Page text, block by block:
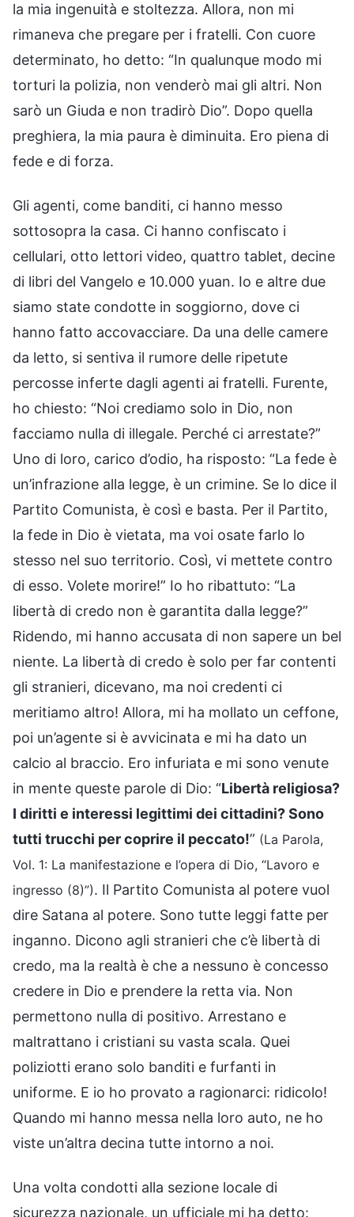
la mia ingenuità e stoltezza. Allora, non mi
rimaneva che pregare per i fratelli. Con cuore
determinato, ho detto: “In qualunque modo mi
torturi la polizia, non venderò mai gli altri. Non
sarò un Giuda e non tradirò Dio”. Dopo quella
preghiera, la mia paura è diminuita. Ero piena di
fede e di forza.
Gli agenti, come banditi, ci hanno messo
sottosopra la casa. Ci hanno confiscato i
cellulari, otto lettori video, quattro tablet, decine
di libri del Vangelo e 10.000 yuan. Io e altre due
siamo state condotte in soggiorno, dove ci
hanno fatto accovacciare. Da una delle camere
da letto, si sentiva il rumore delle ripetute
percosse inferte dagli agenti ai fratelli. Furente,
ho chiesto: “Noi crediamo solo in Dio, non
facciamo nulla di illegale. Perché ci arrestate?”
Uno di loro, carico d’odio, ha risposto: “La fede è
un’infrazione alla legge, è un crimine. Se lo dice il
Partito Comunista, è così e basta. Per il Partito,
la fede in Dio è vietata, ma voi osate farlo lo
stesso nel suo territorio. Così, vi mettete contro
di esso. Volete morire!” Io ho ribattuto: “La
libertà di credo non è garantita dalla legge?”
Ridendo, mi hanno accusata di non sapere un bel
niente. La libertà di credo è solo per far contenti
gli stranieri, dicevano, ma noi credenti ci
meritiamo altro! Allora, mi ha mollato un ceffone,
poi un’agente si è avvicinata e mi ha dato un
calcio al braccio. Ero infuriata e mi sono venute
in mente queste parole di Dio: “Libertà religiosa?
I diritti e interessi legittimi dei cittadini? Sono
tutti trucchi per coprire il peccato!” (La Parola,
Vol. 1: La manifestazione e l’opera di Dio, “Lavoro e
ingresso (8)”). Il Partito Comunista al potere vuol
dire Satana al potere. Sono tutte leggi fatte per
inganno. Dicono agli stranieri che c’è libertà di
credo, ma la realtà è che a nessuno è concesso
credere in Dio e prendere la retta via. Non
permettono nulla di positivo. Arrestano e
maltrattano i cristiani su vasta scala. Quei
poliziotti erano solo banditi e furfanti in
uniforme. E io ho provato a ragionarci: ridicolo!
Quando mi hanno messa nella loro auto, ne ho
viste un’altra decina tutte intorno a noi.
Una volta condotti alla sezione locale di
sicurezza nazionale, un ufficiale mi ha detto: